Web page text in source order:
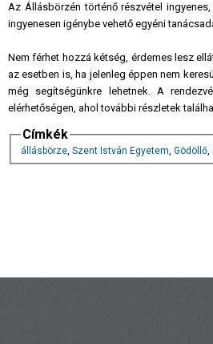
Az Állásbörzén történő részvétel
ingyenesen igénybe vehető egyéni
Nem férhet hozzá kétség, érdemes lesz
az esetben is, ha jelenleg éppen nem
még segítségünkre lehetnek. A
elérhetőségen, ahol további részletek
Címkék
állásbörze, Szent István Egyetem, Gödöllő,